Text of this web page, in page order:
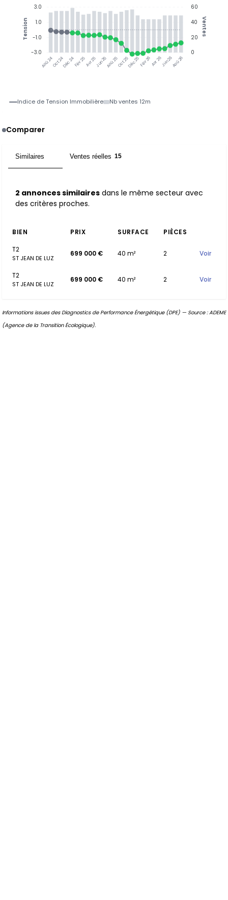
Aoû 24Oct 24Déc 24Fév 25Avr 25Jun 25Aoû 25Oct 25Déc 25Fév 26Avr 26Jun 26Aoû 26
60
40
20
0
Ventes
3.0
1.0
-1.0
-3.0
Tension
Indice de Tension Immobilière Nb ventes 12m
Comparer
Similaires Ventes réelles 15
2 annonces similaires dans le même secteur avec
des critères proches.
BIEN PRIX SURFACE
PIÈCES
T2
ST JEAN DE LUZ
699 000 € 40 m² 2 Voir
T2
ST JEAN DE LUZ
699 000 € 40 m² 2 Voir
Informations issues des Diagnostics de Performance Énergétique (DPE) — Source : ADEME
(Agence de la Transition Écologique).